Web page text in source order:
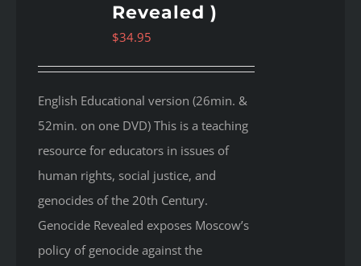
Revealed )
$34.95
English Educational version (26min. &
52min. on one DVD) This is a teaching
resource for educators in issues of
human rights, social justice, and
genocides of the 20th Century.
Genocide Revealed exposes Moscow’s
policy of genocide against the